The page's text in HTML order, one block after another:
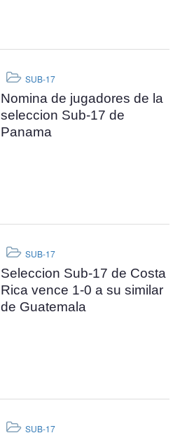
SUB-17
Nomina de jugadores de la
seleccion Sub-17 de
Panama
SUB-17
Seleccion Sub-17 de Costa
Rica vence 1-0 a su similar
de Guatemala
SUB-17